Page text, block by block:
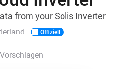
from your Solis Inverter
Offiziell
Vorschlagen